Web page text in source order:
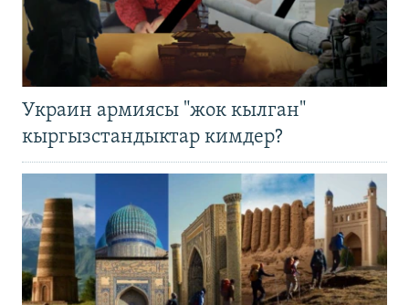
Украин армиясы "жок кылган"
кыргызстандыктар кимдер?